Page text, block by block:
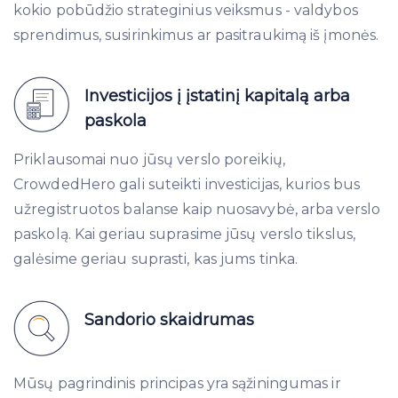
kokio pobūdžio strateginius veiksmus - valdybos
sprendimus, susirinkimus ar pasitraukimą iš įmonės.
Investicijos į įstatinį kapitalą arba
paskola
Priklausomai nuo jūsų verslo poreikių,
CrowdedHero gali suteikti investicijas, kurios bus
užregistruotos balanse kaip nuosavybė, arba verslo
paskolą. Kai geriau suprasime jūsų verslo tikslus,
galėsime geriau suprasti, kas jums tinka.
Sandorio skaidrumas
Mūsų pagrindinis principas yra sąžiningumas ir